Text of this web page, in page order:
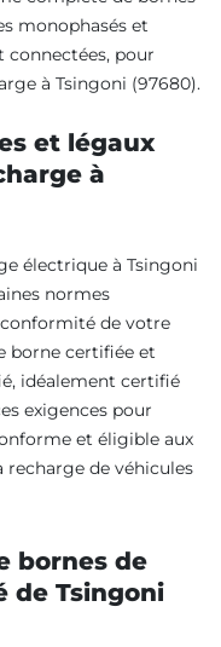
monophasés et
connectées, pour
à Tsingoni (97680).
et légaux
à
électrique à Tsingoni
normes
de votre
borne certifiée et
idéalement certifié
exigences pour
et éligible aux
recharge de véhicules
bornes de
de Tsingoni